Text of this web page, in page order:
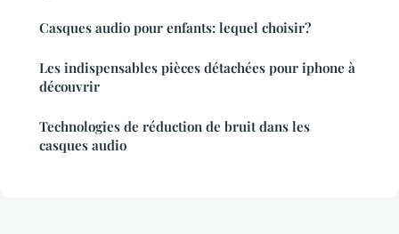
Casques audio pour enfants: lequel choisir?
Les indispensables pièces détachées pour iphone à
découvrir
Technologies de réduction de bruit dans les
casques audio